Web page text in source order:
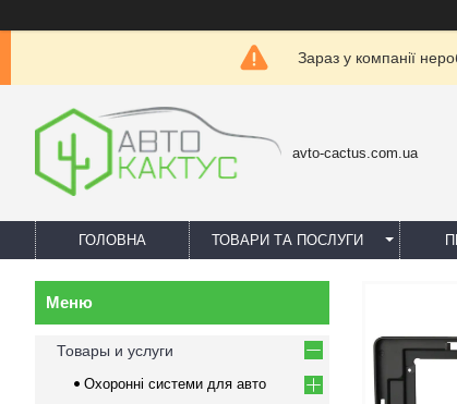
Зараз у компанії
avto-cactus.com.ua
ГОЛОВНА ТОВАРИ ТА ПОСЛУГИ
Товары и услуги
Охоронні системи для авто